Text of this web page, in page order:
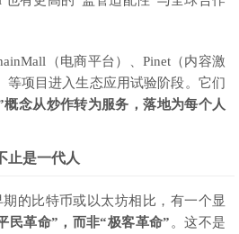
（电商平台）、Pinet（内容激
等项目进入生态应用试验阶段。它们
概念从炒作转为服务，落地为每个人
止是一代人
期的比特币或以太坊相比，有一个显
民革命”，而非“极客革命” 。这不是